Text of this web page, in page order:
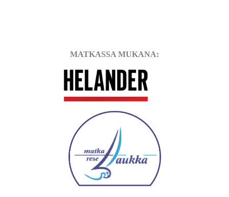
MATKASSA MUKANA: